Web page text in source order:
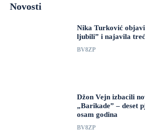
Novosti
Nika Turković
ljubili” i najavila
BV8ZP
Džon Vejn izbacili
„Barikade” – deset
osam godina
BV8ZP